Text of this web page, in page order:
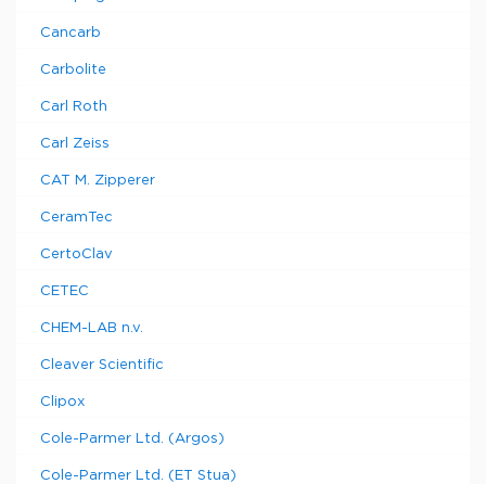
Cancarb
Carbolite
Carl Roth
Carl Zeiss
CAT M. Zipperer
CeramTec
CertoClav
CETEC
CHEM-LAB n.v.
Cleaver Scientific
Clipox
Cole-Parmer Ltd. (Argos)
Cole-Parmer Ltd. (ET Stua)